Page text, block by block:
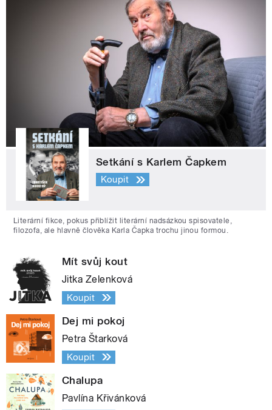
Setkání s Karlem Čapkem
Koupit
Literární fikce, pokus přiblížit literární nadsázkou spisovatele,
filozofa, ale hlavně člověka Karla Čapka trochu jinou formou.
Mít svůj kout
Jitka Zelenková
Koupit
Dej mi pokoj
Petra Štarková
Koupit
Chalupa
Pavlína Křivánková